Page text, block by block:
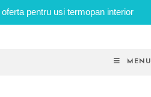
pentru usi termopan interior
MENU